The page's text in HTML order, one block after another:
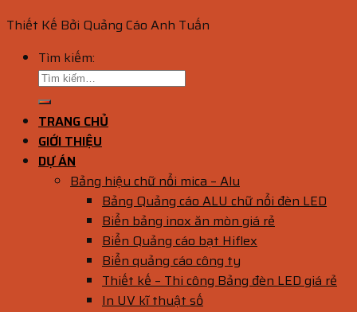
Thiết Kế Bởi Quảng Cáo Anh Tuấn
Tìm kiếm:
TRANG CHỦ
GIỚI THIỆU
DỰ ÁN
Bảng hiệu chữ nổi mica – Alu
Bảng Quảng cáo ALU chữ nổi đèn LED
Biển bảng inox ăn mòn giá rẻ
Biển Quảng cáo bạt Hiflex
Biển quảng cáo công ty
Thiết kế – Thi công Bảng đèn LED giá rẻ
In UV kĩ thuật số